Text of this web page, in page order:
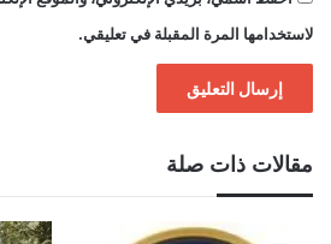
لاستخدامها المرة المقبلة في تعليقي.
مقالات ذات صلة